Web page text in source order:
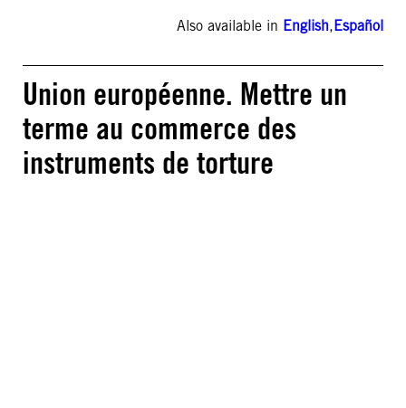
Also available in English,Español
Union européenne. Mettre un
terme au commerce des
instruments de torture